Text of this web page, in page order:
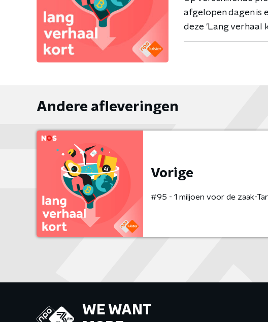
afgelopen dagen is
deze 'Lang verhaal
Andere afleveringen
Vorige
#95 - 1 miljoen voor de zaak-
WE WANT